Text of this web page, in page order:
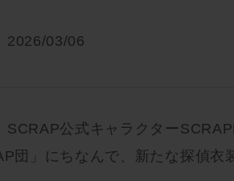
2026/03/06
SCRAP公式キャラクター
団」にちなんで、新たな探偵衣